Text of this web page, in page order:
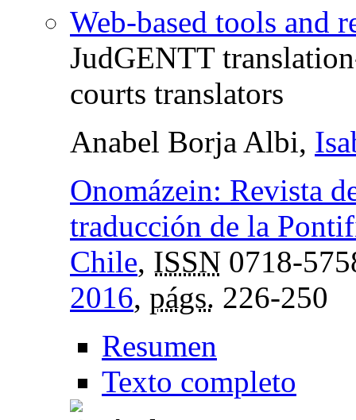
Web-based tools and
JudGENTT
courts translators
Anabel Borja Albi,
Onomázein: Revista
traducción de la
Chile, ISSN 0718-
2016, págs. 226-250
Resumen
Texto completo